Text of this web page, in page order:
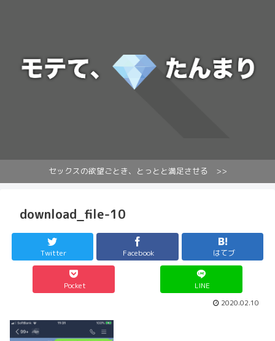
セックスの欲望ごとき、とっとと満足させる >>
download_file-10
Twitter Facebook はてブ
Pocket LINE
2020.02.10